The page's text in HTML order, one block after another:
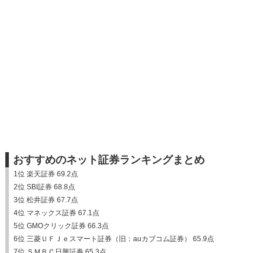
おすすめのネット証券ランキングまとめ
1位 楽天証券 69.2点
2位 SBI証券 68.8点
3位 松井証券 67.7点
4位 マネックス証券 67.1点
5位 GMOクリック証券 66.3点
6位 三菱ＵＦＪｅスマート証券（旧：auカブコム証券） 65.9点